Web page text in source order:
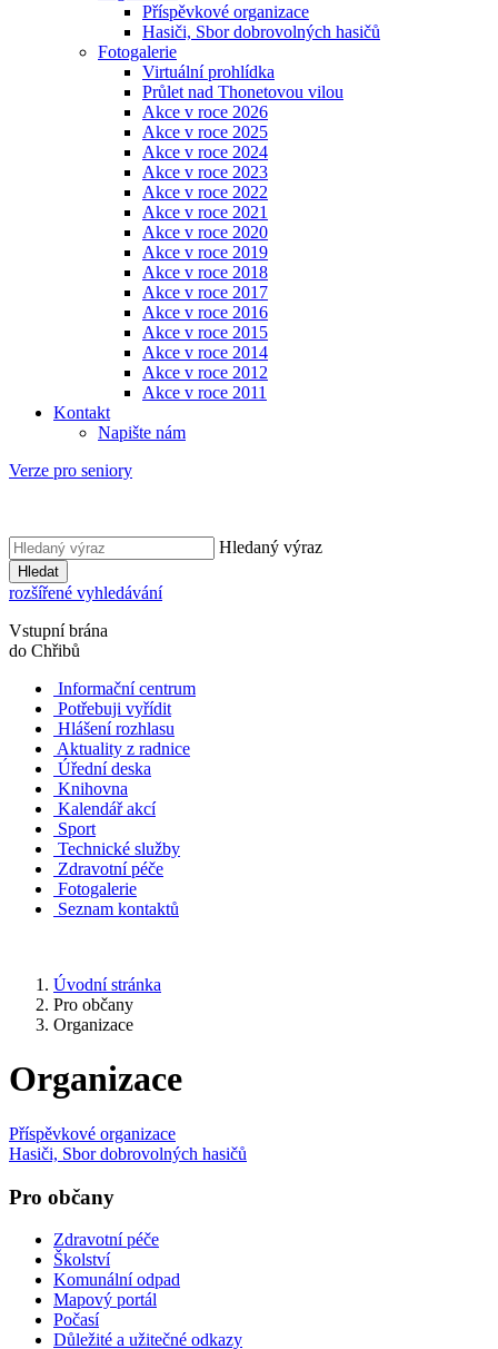
Příspěvkové organizace
Hasiči, Sbor dobrovolných hasičů
Fotogalerie
Virtuální prohlídka
Průlet nad Thonetovou vilou
Akce v roce 2026
Akce v roce 2025
Akce v roce 2024
Akce v roce 2023
Akce v roce 2022
Akce v roce 2021
Akce v roce 2020
Akce v roce 2019
Akce v roce 2018
Akce v roce 2017
Akce v roce 2016
Akce v roce 2015
Akce v roce 2014
Akce v roce 2012
Akce v roce 2011
Kontakt
Napište nám
Verze pro seniory
Hledaný výraz
Hledat
rozšířené vyhledávání
Vstupní brána
do Chřibů
Informační centrum
Potřebuji vyřídit
Hlášení rozhlasu
Aktuality z radnice
Úřední deska
Knihovna
Kalendář akcí
Sport
Technické služby
Zdravotní péče
Fotogalerie
Seznam kontaktů
Úvodní stránka
Pro občany
Organizace
Organizace
Příspěvkové organizace
Hasiči, Sbor dobrovolných hasičů
Pro občany
Zdravotní péče
Školství
Komunální odpad
Mapový portál
Počasí
Důležité a užitečné odkazy